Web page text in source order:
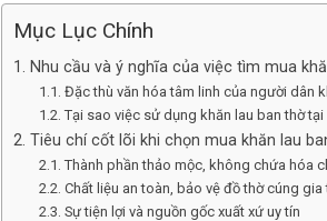
Mục Lục Chính
1. Nhu cầu và ý nghĩa của việc tìm mua
1.1. Đặc thù văn hóa tâm linh của người dân
1.2. Tại sao việc sử dụng khăn lau ban thờ
2. Tiêu chí cốt lõi khi chọn mua khăn lau
2.1. Thành phần thảo mộc, không chứa hóa
2.2. Chất liệu an toàn, bảo vệ đồ thờ cúng gia
2.3. Sự tiện lợi và nguồn gốc xuất xứ uy tín